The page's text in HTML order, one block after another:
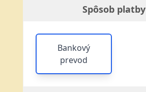
Spôsob platby
Bankový
prevod